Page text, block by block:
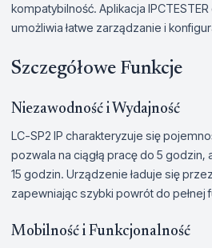
kompatybilność. Aplikacja
umożliwia łatwe zarządzanie i
Szczegółowe Funkcje
Niezawodność i Wydajność
LC-SP2 IP charakteryzuje się
pozwala na ciągłą pracę do 5 godzin,
15 godzin. Urządzenie ładuje się
zapewniając szybki powrót do pełnej
Mobilność i Funkcjonalność